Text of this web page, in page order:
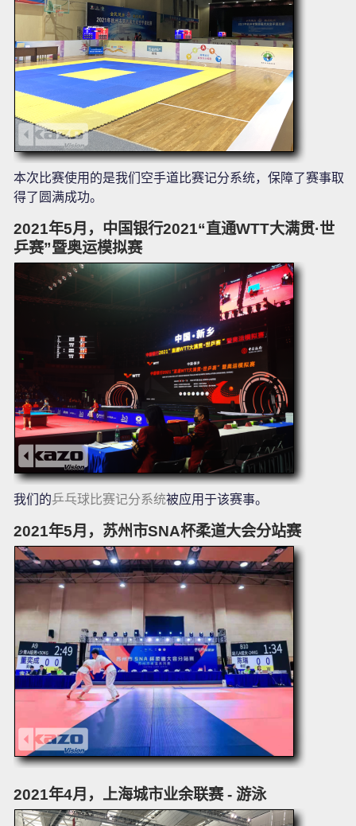
本次比赛使用的是我们空手道比赛记分系统，保障了赛事取
得了圆满成功。
2021年5月，中国银行2021“直通WTT大满贯·世
乒赛”暨奥运模拟赛
我们的乒乓球比赛记分系统被应用于该赛事。
2021年5月，苏州市SNA杯柔道大会分站赛
2021年4月，上海城市业余联赛 - 游泳